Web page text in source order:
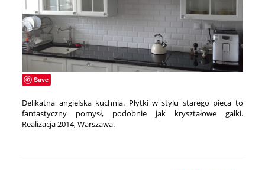
Save
Delikatna angielska kuchnia. Płytki w stylu starego pieca to
fantastyczny pomysł, podobnie jak kryształowe gałki.
Realizacja 2014, Warszawa.